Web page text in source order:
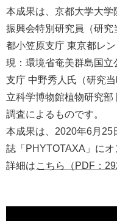
本成果は、京都大学大
振興会特別研究員（研
都小笠原支庁 東京都レ
現：環境省奄美群島国
支庁 中野秀人氏（研究
立科学博物館植物研究部
調査によるものです。
本成果は、2020年6月25
誌「PHYTOTAXA」にオ
詳細は こちら（PDF：